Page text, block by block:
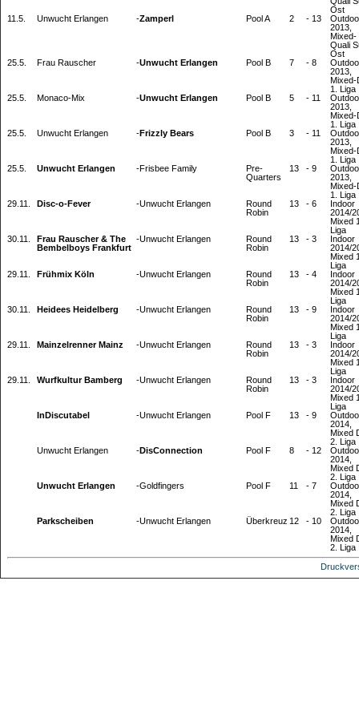
Ost
11.5.
Unwucht Erlangen -Zamperl Pool A 2 - 13
2013,
Mixed-
Quali
Ost
25.5.
Frau Rauscher -Unwucht Erlangen Pool B 7 - 8
2013,
Mixed-
1. Liga
25.5.
Monaco-Mix -Unwucht Erlangen Pool B 5 - 11
2013,
Mixed-
1. Liga
25.5.
Unwucht Erlangen -Frizzly Bears Pool B 3 - 11
2013,
Mixed-
1. Liga
25.5.
Unwucht Erlangen -Frisbee Family
Pre-
Quarters
13 - 9
2013,
Mixed-
1. Liga
29.11.
Disc-o-Fever -Unwucht Erlangen
Round
Robin
13 - 6
Indoor
2014/
Mixed
Liga
30.11.
Frau Rauscher & The
Bembelboys Frankfurt
-Unwucht Erlangen
Round
Robin
13 - 3
Indoor
2014/
Mixed
Liga
29.11.
Frühmix Köln -Unwucht Erlangen
Round
Robin
13 - 4
Indoor
2014/
Mixed
Liga
30.11.
Heidees Heidelberg -Unwucht Erlangen
Round
Robin
13 - 9
Indoor
2014/
Mixed
Liga
29.11.
Mainzelrenner Mainz -Unwucht Erlangen
Round
Robin
13 - 3
Indoor
2014/
Mixed
Liga
29.11.
Wurfkultur Bamberg -Unwucht Erlangen
Round
Robin
13 - 3
Indoor
2014/
Mixed
Liga
InDiscutabel
-Unwucht Erlangen Pool F 13 - 9
2014,
Mixed
2. Liga
Unwucht Erlangen
-DisConnection Pool F 8 - 12
2014,
Mixed
2. Liga
Unwucht Erlangen
-Goldfingers Pool F 11 - 7
2014,
Mixed
2. Liga
Parkscheiben
-Unwucht Erlangen Überkreuz 12 - 10
2014,
Mixed
2. Liga